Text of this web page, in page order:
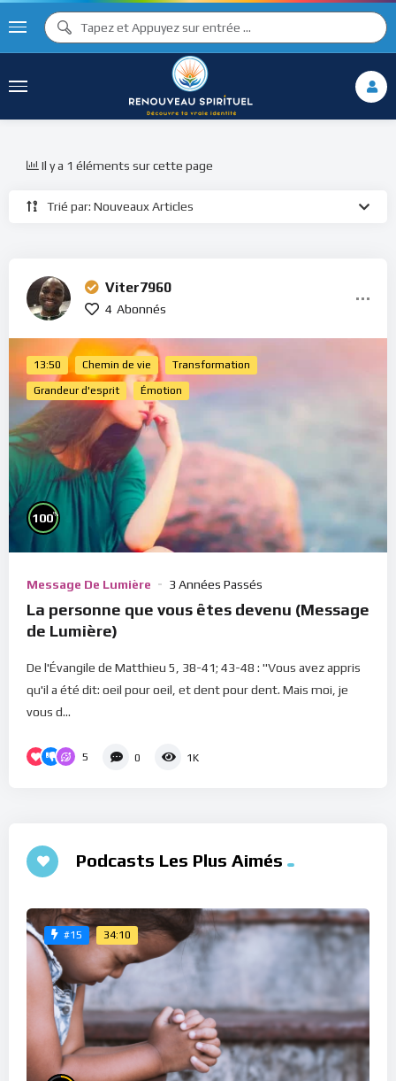
Trié par: Nouveaux Articles
Il y a 1 éléments sur cette page
Viter7960
4 Abonnés
13:50 Chemin de vie Transformation
Grandeur d'esprit Émotion
100%
Message De Lumière 3 Années Passés
La personne que vous êtes devenu (Message
de Lumière)
De l'Évangile de Matthieu 5, 38-41; 43-48 : "Vous avez appris
qu'il a été dit: oeil pour oeil, et dent pour dent. Mais moi, je
vous d...
5 0 1K
Podcasts Les Plus Aimés
#15 34:10